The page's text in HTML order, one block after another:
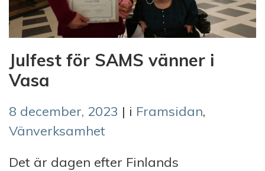
Julfest för SAMS vänner i
Vasa
8 december, 2023 | i Framsidan,
Vänverksamhet
Det är dagen efter Finlands